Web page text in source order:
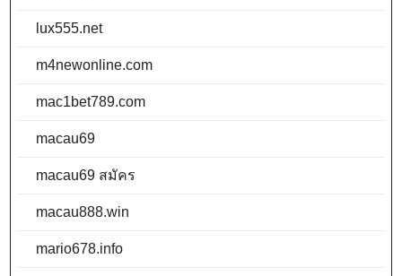
lux555.net
m4newonline.com
mac1bet789.com
macau69
macau69 สมัคร
macau888.win
mario678.info